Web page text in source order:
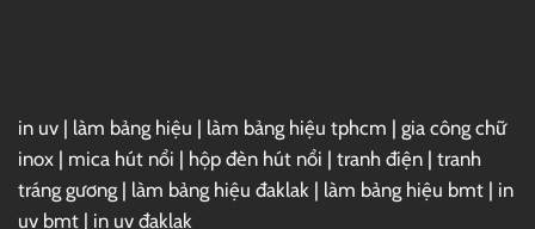
in uv | làm bảng hiệu | làm bảng hiệu tphcm | gia công chữ
inox | mica hút nổi | hộp đèn hút nổi | tranh điện | tranh
tráng gương | làm bảng hiệu đaklak | làm bảng hiệu bmt | in
uv bmt | in uv đaklak